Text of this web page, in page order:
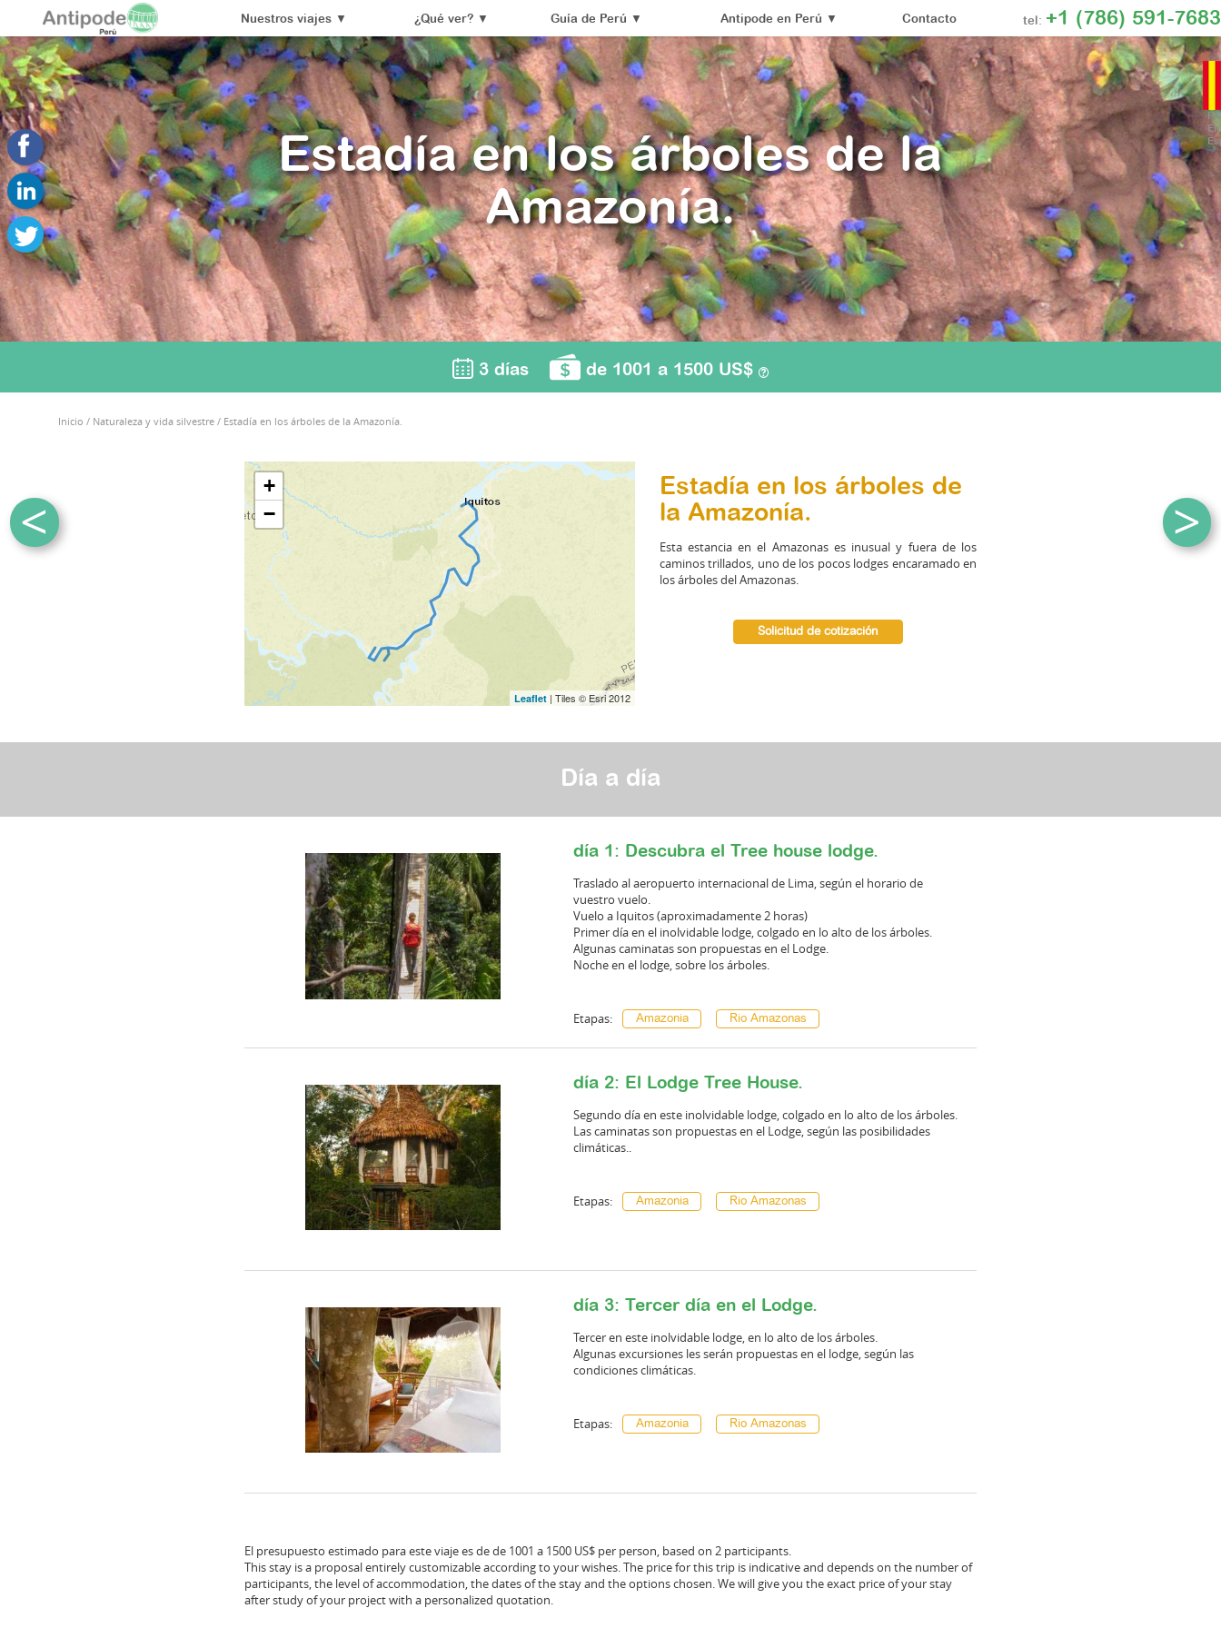
Nuestros viajes▼ ¿Qué ver?▼ Guía de Perú ▼ Antipode en Perú ▼ Contacto tel: +1 (786) 591-7683
Estadía en los árboles de la
Amazonía.
3 días de 1001 a 1500 US$
Inicio / Naturaleza y vida silvestre / Estadía en los árboles de la Amazonía.
+
−
Leaflet| Tiles © Esri 2012
Estadía en los árboles de
la Amazonía.
Esta estancia en el Amazonas es inusual y fuera de los
caminos trillados, uno de los pocos lodges encaramado en
los árboles del Amazonas.
Solicitud de cotización
< >
Día a día
día 1: Descubra el Tree house lodge.
Traslado al aeropuerto internacional de Lima, según el horario de
vuestro vuelo.
Vuelo a Iquitos (aproximadamente 2 horas)
Primer día en el inolvidable lodge, colgado en lo alto de los árboles.
Algunas caminatas son propuestas en el Lodge.
Noche en el lodge, sobre los árboles.
Etapas: Amazonia Rio Amazonas
día 2: El Lodge Tree House.
Segundo día en este inolvidable lodge, colgado en lo alto de los árboles.
Las caminatas son propuestas en el Lodge, según las posibilidades
climáticas..
Etapas: Amazonia Rio Amazonas
día 3: Tercer día en el Lodge.
Tercer en este inolvidable lodge, en lo alto de los árboles.
Algunas excursiones les serán propuestas en el lodge, según las
condiciones climáticas.
Etapas: Amazonia Rio Amazonas
El presupuesto estimado para este viaje es de de 1001 a 1500 US$ per person, based on 2 participants.
This stay is a proposal entirely customizable according to your wishes. The price for this trip is indicative and depends on the number of
participants, the level of accommodation, the dates of the stay and the options chosen. We will give you the exact price of your stay
after study of your project with a personalized quotation.